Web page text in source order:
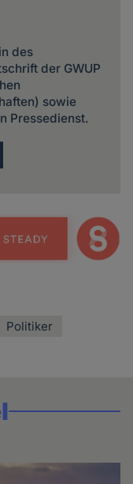
des
der GWUP
sowie
Pressedienst.
Politiker